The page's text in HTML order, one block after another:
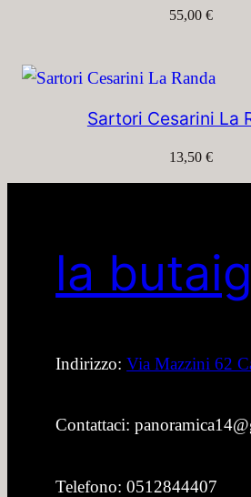
55,00€
Sartori Cesarini La
13,50€
la
Indirizzo:Via Mazzini 62
Contattaci:
Telefono: 0512844407